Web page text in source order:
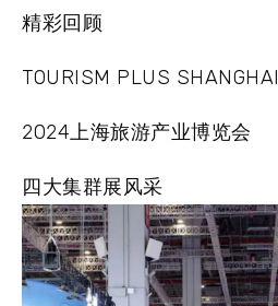
精彩回顾
TOURISM PLUS SHANGHAI
2024上海旅游产业博览会
四大集群展风采